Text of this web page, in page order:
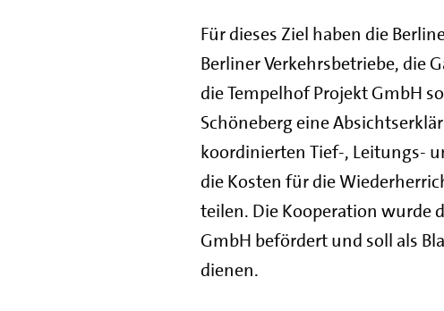
Für dieses Ziel haben die
Berliner Verkehrsbetriebe, die
die Tempelhof Projekt GmbH
Schöneberg eine
koordinierten Tief-, Leitungs-
die Kosten für die
teilen. Die Kooperation wurde
GmbH befördert und soll als
dienen.